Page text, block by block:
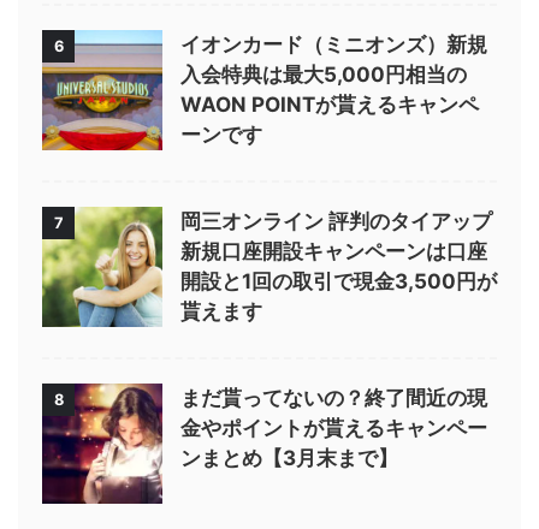
6
イオンカード（ミニオンズ）新規
入会特典は最大5,000円相当の
WAON POINTが貰えるキャンペ
ーンです
7
岡三オンライン 評判のタイアップ
新規口座開設キャンペーンは口座
開設と1回の取引で現金3,500円が
貰えます
8
まだ貰ってないの？終了間近の現
金やポイントが貰えるキャンペー
ンまとめ【3月末まで】